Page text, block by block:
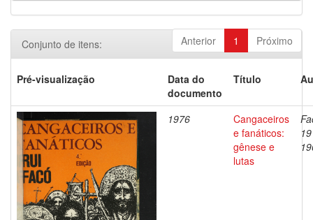
Anterior 1 Próximo
Conjunto de itens:
Pré-visualização
Data do
documento
Título
1976
Cangaceiros
e fanáticos:
gênese e
lutas